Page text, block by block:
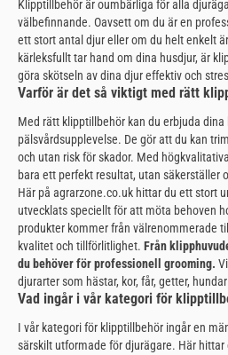
Klipptillbehör är oumbärliga för alla
välbefinnande. Oavsett om du är en
ett stort antal djur eller om du helt enkelt
kärleksfullt tar hand om dina husdjur, är
göra skötseln av dina djur effektiv och
Varför är det så viktigt med rätt
Med rätt klipptillbehör kan du erbjuda dina
pälsvårdsupplevelse. De gör att du kan
och utan risk för skador. Med
bara ett perfekt resultat, utan säkerställer
Här på agrarzone.co.uk hittar du ett stort
utvecklats speciellt för att möta behoven
produkter kommer från välrenommerade
kvalitet och tillförlitlighet. Från
du behöver för professionell grooming.
djurarter som hästar, kor, får, getter,
Vad ingår i vår kategori för
I vår kategori för klipptillbehör ingår en
särskilt utformade för djurägare. Här